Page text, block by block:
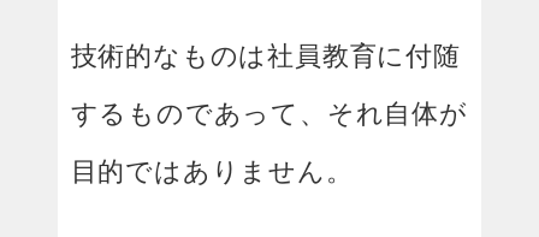
技術的なものは社員教育に付随
するものであって、それ自体が
目的ではありません。